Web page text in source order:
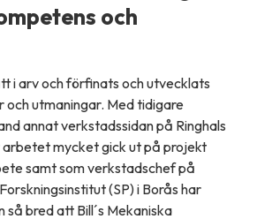
och
i arv och förfinats och utvecklats
och utmaningar. Med tidigare
annat verkstadssidan på Ringhals
mycket gick ut på projekt
samt som verkstadschef på
(SP) i Borås har
bred att Bill´s Mekaniska